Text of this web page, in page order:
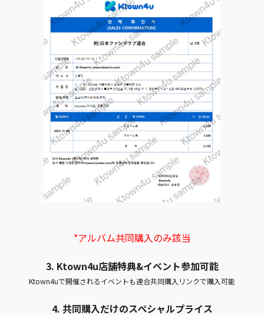
*アルバム共同購入のみ該当
3. Ktown4u店舗特典&イベント参加可能
Ktown4uで開催されるイベントも連合共同購入リンクで購入可能
4. 共同購入だけのスペシャルプライス